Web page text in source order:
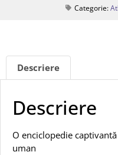
Categorie:
Descriere
Descriere
O enciclopedie
uman